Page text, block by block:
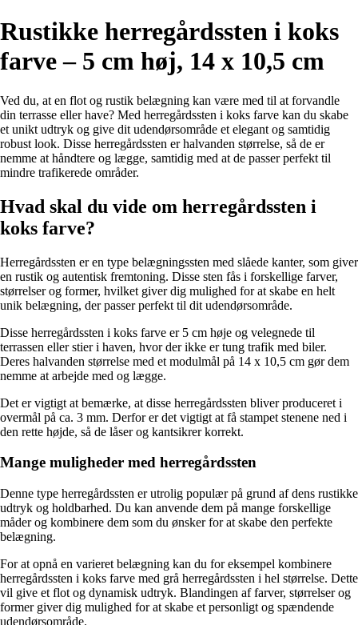
Rustikke herregårdssten i koks
farve – 5 cm høj, 14 x 10,5 cm
Ved du, at en flot og rustik belægning kan være med til at forvandle
din terrasse eller have? Med herregårdssten i koks farve kan du skabe
et unikt udtryk og give dit udendørsområde et elegant og samtidig
robust look. Disse herregårdssten er halvanden størrelse, så de er
nemme at håndtere og lægge, samtidig med at de passer perfekt til
mindre trafikerede områder.
Hvad skal du vide om herregårdssten i
koks farve?
Herregårdssten er en type belægningssten med slåede kanter, som giver
en rustik og autentisk fremtoning. Disse sten fås i forskellige farver,
størrelser og former, hvilket giver dig mulighed for at skabe en helt
unik belægning, der passer perfekt til dit udendørsområde.
Disse herregårdssten i koks farve er 5 cm høje og velegnede til
terrassen eller stier i haven, hvor der ikke er tung trafik med biler.
Deres halvanden størrelse med et modulmål på 14 x 10,5 cm gør dem
nemme at arbejde med og lægge.
Det er vigtigt at bemærke, at disse herregårdssten bliver produceret i
overmål på ca. 3 mm. Derfor er det vigtigt at få stampet stenene ned i
den rette højde, så de låser og kantsikrer korrekt.
Mange muligheder med herregårdssten
Denne type herregårdssten er utrolig populær på grund af dens rustikke
udtryk og holdbarhed. Du kan anvende dem på mange forskellige
måder og kombinere dem som du ønsker for at skabe den perfekte
belægning.
For at opnå en varieret belægning kan du for eksempel kombinere
herregårdssten i koks farve med grå herregårdssten i hel størrelse. Dette
vil give et flot og dynamisk udtryk. Blandingen af farver, størrelser og
former giver dig mulighed for at skabe et personligt og spændende
udendørsområde.